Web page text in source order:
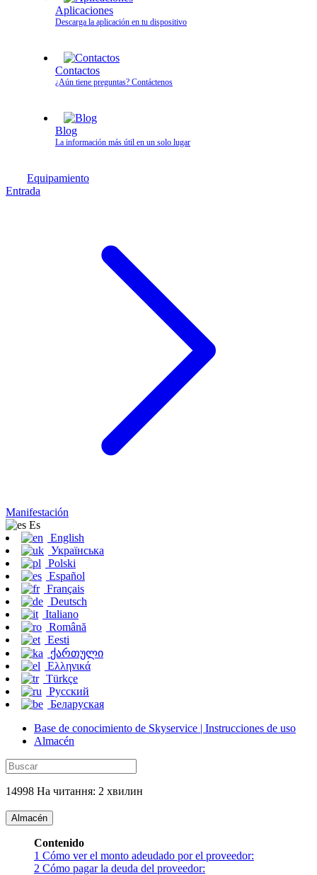
Aplicaciones
Descarga la aplicación en tu dispositivo
Contactos
¿Aún tiene preguntas? Contáctenos
Blog
La información más útil en un solo lugar
Equipamiento
Entrada
Manifestación
Es
English
Українська
Polski
Español
Français
Deutsch
Italiano
Română
Eesti
ქართული
Ελληνικά
Türkçe
Русский
Беларуская
Base de conocimiento de Skyservice | Instrucciones de uso
Almacén
14998 На читання: 2 хвилин
Almacén
Contenido
1 Cómo ver el monto adeudado por el proveedor:
2 Cómo pagar la deuda del proveedor: